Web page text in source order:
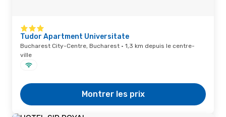
Tudor Apartment Universitate
Bucharest City-Centre, Bucharest · 1,3 km depuis le centre-
ville
Montrer les prix